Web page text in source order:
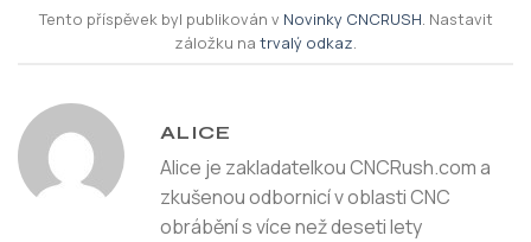
Tento příspěvek byl publikován v Novinky CNCRUSH. Nastavit
záložku na trvalý odkaz.
ALICE
Alice je zakladatelkou CNCRush.com a
zkušenou odbornicí v oblasti CNC
obrábění s více než deseti lety